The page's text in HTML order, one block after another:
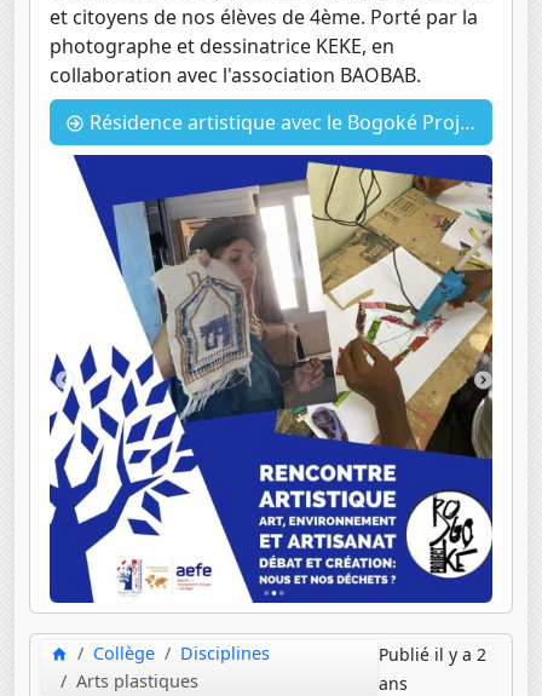
et citoyens de nos élèves de 4ème. Porté par la
photographe et dessinatrice KEKE, en
collaboration avec l'association BAOBAB.
Résidence artistique avec le Bogoké Project : Ce qui vient de la terre et ce qui a été jété.
Collège
Disciplines
Arts plastiques
Publié il y a 2
ans